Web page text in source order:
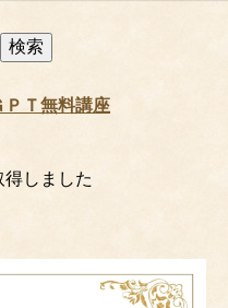
検索
ＰＴ無料講座
しました